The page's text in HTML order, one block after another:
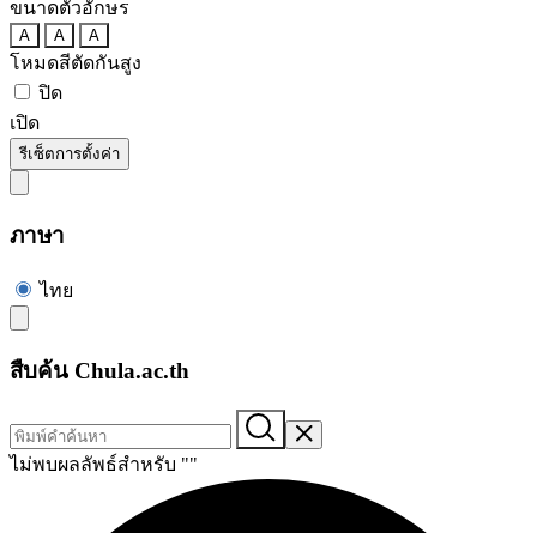
ขนาดตัวอักษร
A A A
โหมดสีตัดกันสูง
ปิด
เปิด
รีเซ็ตการตั้งค่า
ภาษา
ไทย
สืบค้น Chula.ac.th
ไม่พบผลลัพธ์สำหรับ ""